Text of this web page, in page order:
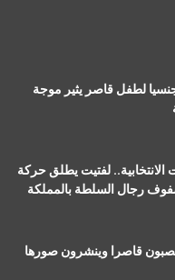
لطفل قاصر يثير موجة
الانتخابية.. لفتيت يطلق حركة
رجال السلطة بالمملكة
قاصرا وينشرون صورها